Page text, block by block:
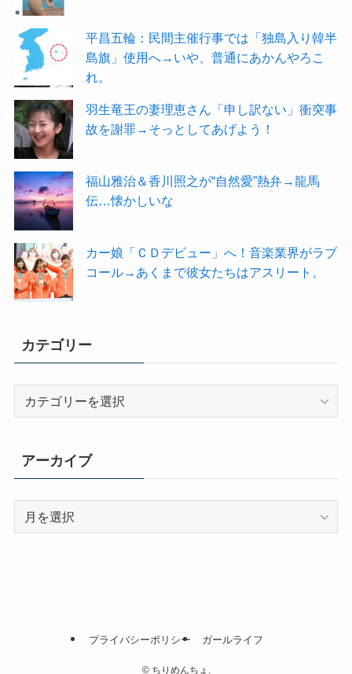
平昌五輪：民間主催行事では「独島入り韓半
島旗」使用へ→いや、普通にあかんやろこ
れ。
羽生竜王の妻理恵さん「申し訳ない」衝突事
故を謝罪→そっとしてあげよう！
福山雅治＆香川照之が“自然愛”熱弁→龍馬
伝…懐かしいな
カー娘「ＣＤデビュー」へ！音楽業界がラブ
コール→あくまで彼女たちはアスリート。
カテゴリー
リ
ー
アーカイブ
プライバシーポリシー ガールライフ
©ちりめんちょ.